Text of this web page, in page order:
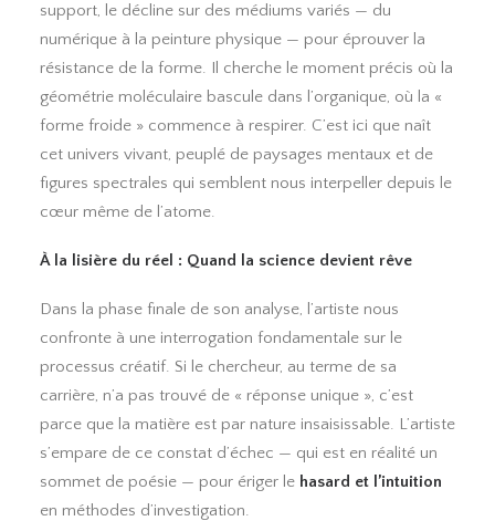
support, le décline sur des médiums variés — du
numérique à la peinture physique — pour éprouver la
résistance de la forme. Il cherche le moment précis où la
géométrie moléculaire bascule dans l’organique, où la «
forme froide » commence à respirer. C’est ici que naît
cet univers vivant, peuplé de paysages mentaux et de
figures spectrales qui semblent nous interpeller depuis le
cœur même de l’atome.
À la lisière du réel : Quand la science devient rêve
Dans la phase finale de son analyse, l’artiste nous
confronte à une interrogation fondamentale sur le
processus créatif. Si le chercheur, au terme de sa
carrière, n’a pas trouvé de « réponse unique », c’est
parce que la matière est par nature insaisissable. L’artiste
s’empare de ce constat d’échec — qui est en réalité un
sommet de poésie — pour ériger le hasard et l’intuition
en méthodes d’investigation.